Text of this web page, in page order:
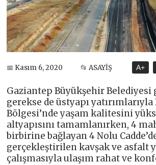
📅 Kasım 6, 2020 📂 ASAYİŞ A+
Gaziantep Büyükşehir Belediyesi
gerekse de üstyapı
Bölgesi’nde yaşam kalitesini
altyapısını tamamlanırken, 4
birbirine bağlayan 4 Nolu
gerçekleştirilen kavşak ve asfalt
çalışmasıyla ulaşım rahat ve